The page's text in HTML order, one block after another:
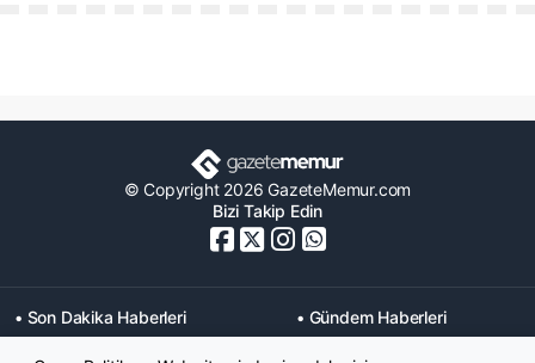
© Copyright 2026 GazeteMemur.com
Bizi Takip Edin
• Son Dakika Haberleri
• Gündem Haberleri
• Memurlar Haberleri
• KPSS Haberleri